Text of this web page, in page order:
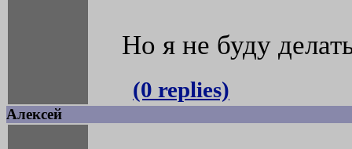
Но я не буду
(0 replies)
Алексей